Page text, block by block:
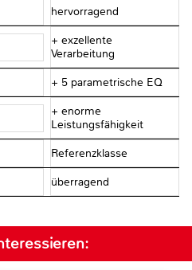
hervorragend
+ exzellente
Verarbeitung
+ 5 parametrische EQ
+ enorme
Leistungsfähigkeit
Referenzklasse
überragend